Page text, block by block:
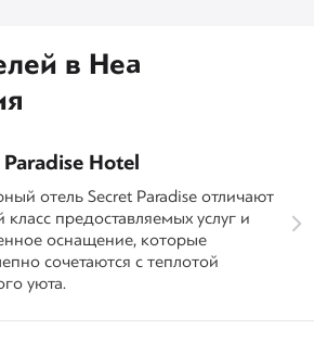
в Неа
Hotel
отель Secret Paradise отличают
класс предоставляемых услуг и
оснащение, которые
сочетаются с теплотой
уюта.